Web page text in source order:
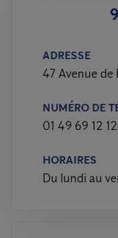
ADRESSE
47 Avenue de
NUMÉRO DE
01 49 69 12 12
HORAIRES
Du lundi au